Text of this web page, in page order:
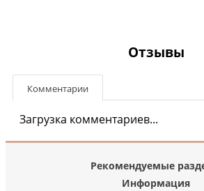
Отзывы
Комментарии
Загрузка комментариев...
Рекомендуемые
Информация